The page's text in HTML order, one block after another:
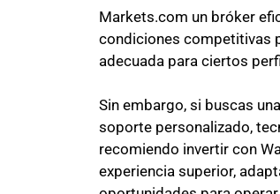
Markets.com un bróker
condiciones competitivas
adecuada para ciertos
Sin embargo, si buscas
soporte personalizado,
recomiendo invertir con
experiencia superior,